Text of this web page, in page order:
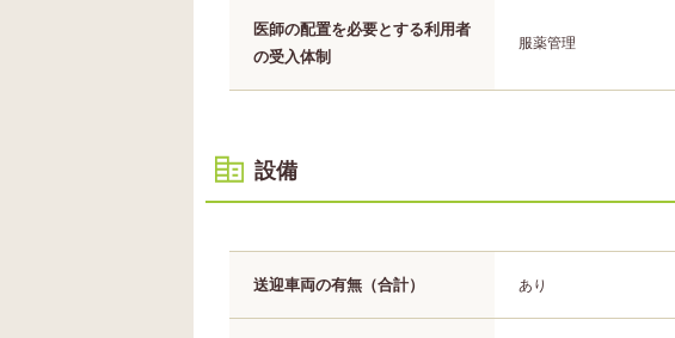
医師の配置を必要とする利用者
の受入体制
服薬管理
設備
送迎車両の有無（合計） あり